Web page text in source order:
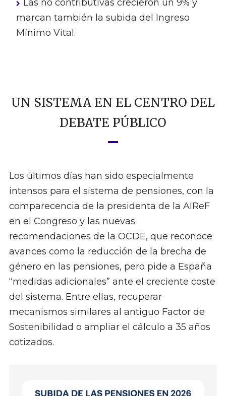
Las no contributivas crecieron un 9% y
marcan también la subida del Ingreso
Mínimo Vital.
UN SISTEMA EN EL CENTRO DEL
DEBATE PÚBLICO
Los últimos días han sido especialmente
intensos para el sistema de pensiones, con la
comparecencia de la presidenta de la AIReF
en el Congreso y las nuevas
recomendaciones de la OCDE, que reconoce
avances como la reducción de la brecha de
género en las pensiones, pero pide a España
“medidas adicionales” ante el creciente coste
del sistema. Entre ellas, recuperar
mecanismos similares al antiguo Factor de
Sostenibilidad o ampliar el cálculo a 35 años
cotizados.